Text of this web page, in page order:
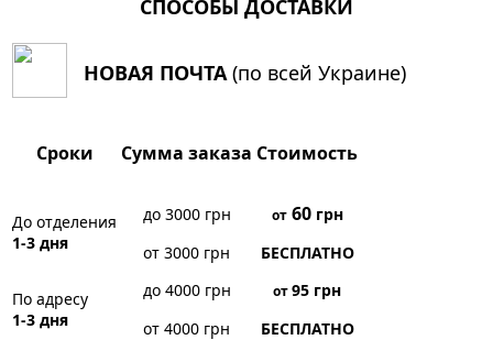
СПОСОБЫ ДОСТАВКИ
НОВАЯ ПОЧТА (по всей Украине)
Сроки Сумма заказа Стоимость
До отделения
1-3 дня
до 3000 грн от60грн
от 3000 грн
БЕСПЛАТНО
По адресу
1-3 дня
до 4000 грн от95 грн
от 4000 грн
БЕСПЛАТНО